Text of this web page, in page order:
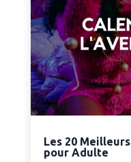
Les 20
pour Adulte